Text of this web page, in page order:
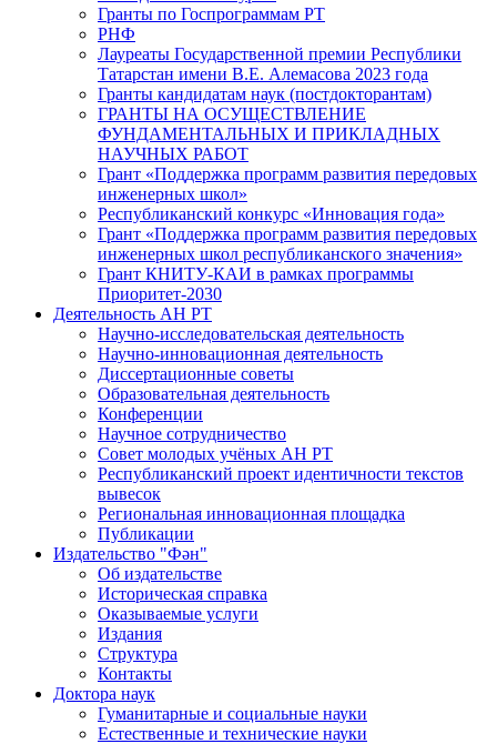
Гранты по Госпрограммам РТ
РНФ
Лауреаты Государственной премии Республики
Татарстан имени В.Е. Алемасова 2023 года
Гранты кандидатам наук (постдокторантам)
ГРАНТЫ НА ОСУЩЕСТВЛЕНИЕ
ФУНДАМЕНТАЛЬНЫХ И ПРИКЛАДНЫХ
НАУЧНЫХ РАБОТ
Грант «Поддержка программ развития передовых
инженерных школ»
Республиканский конкурс «Инновация года»
Грант «Поддержка программ развития передовых
инженерных школ республиканского значения»
Грант КНИТУ-КАИ в рамках программы
Приоритет-2030
Деятельность АН РТ
Научно-исследовательская деятельность
Научно-инновационная деятельность
Диссертационные советы
Образовательная деятельность
Конференции
Научное сотрудничество
Совет молодых учёных АН РТ
Республиканский проект идентичности текстов
вывесок
Региональная инновационная площадка
Публикации
Издательство "Фән"
Об издательстве
Историческая справка
Оказываемые услуги
Издания
Структура
Контакты
Доктора наук
Гуманитарные и социальные науки
Естественные и технические науки